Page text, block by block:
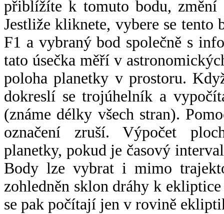
přiblížíte k tomuto bodu,
Jestliže kliknete, vybere se tento
F1 a vybraný bod společně s
tato úsečka měří v
poloha planetky v prostoru.
dokreslí se trojúhelník a
(známe délky všech stran).
označení zruší. Výpočet
planetky, pokud je časový
Body lze vybrat i mimo
zohledněn sklon dráhy k
se pak počítají jen v rovině